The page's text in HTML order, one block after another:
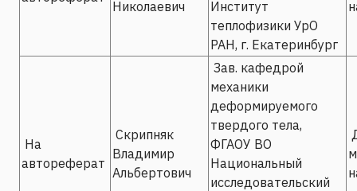
Николаевич
Институт
теплофизики УрО
РАН, г. Екатеринбург
На
автореферат
Скрипняк
Владимир
Альбертович
Зав. кафедрой
механики
деформируемого
твердого тела,
ФГАОУ ВО
Национальный
исследовательский